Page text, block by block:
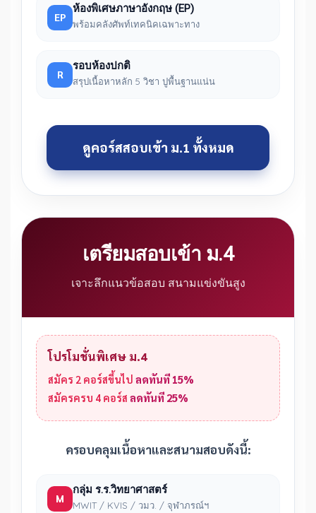
EP
ห้องพิเศษภาษาอังกฤษ (EP)
พร้อมคลังศัพท์เทคนิคเฉพาะทาง
R
รอบห้องปกติ
สรุปเนื้อหาหลัก 5 วิชา ปูพื้นฐานแน่น
ดูคอร์สสอบเข้า ม.1 ทั้งหมด
เตรียมสอบเข้า ม.4
เจาะลึกแนวข้อสอบ สนามแข่งขันสูง
โปรโมชั่นพิเศษ ม.4
สมัคร 2 คอร์สขึ้นไป ลดทันที 15%
สมัครครบ 4 คอร์ส ลดทันที 25%
ครอบคลุมเนื้อหาและสนามสอบดังนี้:
M
กลุ่ม ร.ร.วิทยาศาสตร์
MWIT / KVIS / วมว. / จุฬาภรณ์ฯ